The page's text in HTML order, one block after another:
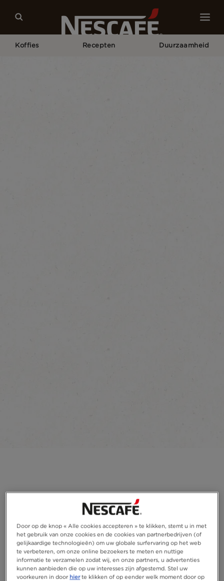
Koffies Recepten Duurzaamheid
Door op de knop « Alle cookies accepteren » te klikken, stemt u in met
het gebruik van onze cookies en de cookies van partnerbedrijven (of
gelijkaardige technologieën) om uw globale surfervaring op het web
te verbeteren, om onze online bezoekers te meten en nuttige
informatie te verzamelen zodat wij, en onze partners, u advertenties
kunnen aanbieden die op uw interesses zijn afgestemd. Stel uw
voorkeuren in door hierte klikken of op eender welk moment door op